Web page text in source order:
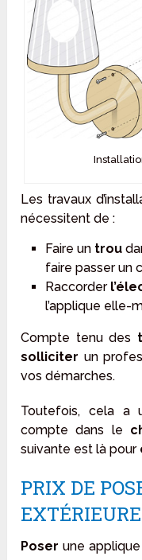
Les travaux
nécessitent de :
Faire un trou
faire passer un
Raccorder
l’applique elle-
Compte tenu des
solliciter un
vos démarches.
Toutefois, cela a
compte dans le
suivante est là pour
PRIX DE
EXTÉRIEURE
Poser une